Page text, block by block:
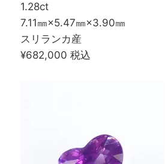
1.28ct
7.11㎜×5.47㎜×3.90㎜
スリランカ産
¥682,000税込